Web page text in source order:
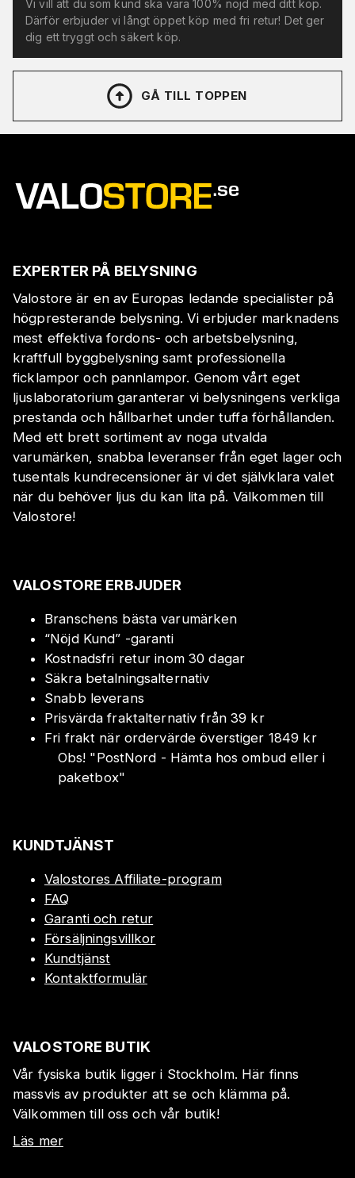
Vi vill att du som kund ska vara 100% nöjd med ditt köp.
Därför erbjuder vi långt öppet köp med fri retur! Det ger
dig ett tryggt och säkert köp.
GÅ TILL TOPPEN
EXPERTER PÅ BELYSNING
Valostore är en av Europas ledande specialister på
högpresterande belysning. Vi erbjuder marknadens
mest effektiva fordons- och arbetsbelysning,
kraftfull byggbelysning samt professionella
ficklampor och pannlampor. Genom vårt eget
ljuslaboratorium garanterar vi belysningens verkliga
prestanda och hållbarhet under tuffa förhållanden.
Med ett brett sortiment av noga utvalda
varumärken, snabba leveranser från eget lager och
tusentals kundrecensioner är vi det självklara valet
när du behöver ljus du kan lita på. Välkommen till
Valostore!
VALOSTORE ERBJUDER
Branschens bästa varumärken
“Nöjd Kund” -garanti
Kostnadsfri retur inom 30 dagar
Säkra betalningsalternativ
Snabb leverans
Prisvärda fraktalternativ från 39 kr
Fri frakt när ordervärde överstiger 1849 kr
Obs! "PostNord - Hämta hos ombud eller i
paketbox"
KUNDTJÄNST
Valostores Affiliate-program
FAQ
Garanti och retur
Försäljningsvillkor
Kundtjänst
Kontaktformulär
VALOSTORE BUTIK
Vår fysiska butik ligger i Stockholm. Här finns
massvis av produkter att se och klämma på.
Välkommen till oss och vår butik!
Läs mer